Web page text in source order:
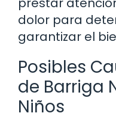
dolor para
garantizar el
Posibles
de Barriga
Niños